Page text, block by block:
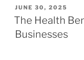
POSTED
ON
JUNE 30, 2025
The Health
Businesses